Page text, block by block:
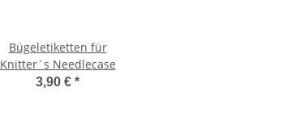
Bügeletiketten für
Knitter´s Needlecase
3,90 € *